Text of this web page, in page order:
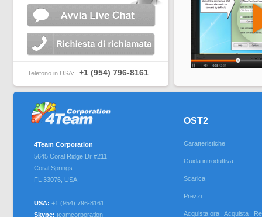
Telefono in USA: +1 (954) 796-8161
4Team Corporation
5645 Coral Ridge Dr #211
Coral Springs
FL 33076 USA
USA: +1 (954) 796-8161
Skype: teamcorporation
OST2
Caratteristiche
Guida introduttiva
Scarica
Prezzi
Acquista ora | Acquista |